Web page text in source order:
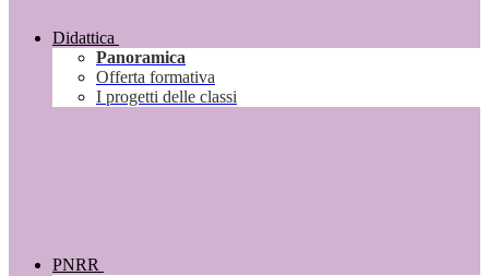
Didattica
Panoramica
Offerta formativa
I progetti delle classi
PNRR